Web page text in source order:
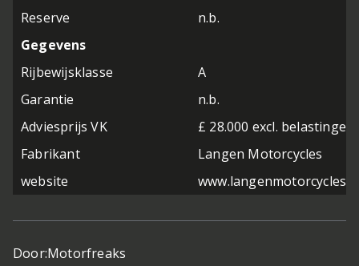
Reserve
n.b.
Gegevens
Rijbewijsklasse
A
Garantie
n.b.
Adviesprijs VK
£ 28.000 excl. belastingen
Fabrikant
Langen Motorcycles
website
Door:Motorfreaks